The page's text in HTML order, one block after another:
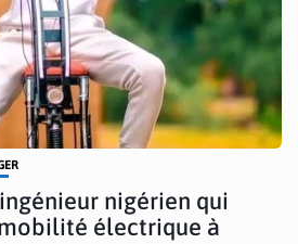
nigérien qui
électrique à